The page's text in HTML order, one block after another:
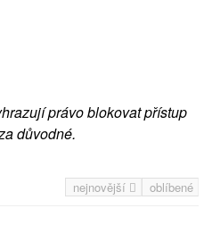
právo blokovat přístup
důvodné.
nejnovější oblíbené